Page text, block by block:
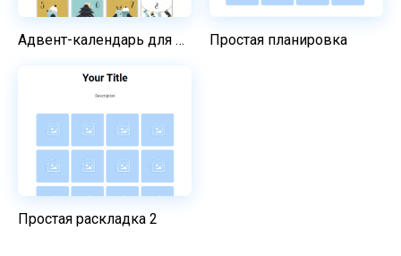
Адвент-календарь для всей семьи Простая планировка
Простая раскладка 2